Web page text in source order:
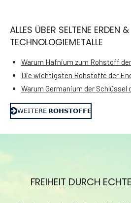
ALLES ÜBER SELTENE ERDEN &
TECHNOLOGIEMETALLE
Warum Hafnium zum Rohstoff
Die wichtigsten Rohstoffe der
Warum Germanium der Schlüssel
𝖶𝖤𝖨𝖳𝖤𝖱𝖤 𝗥𝗢𝗛𝗦𝗧𝗢𝗙𝗙𝗘
FREIHEIT DURCH